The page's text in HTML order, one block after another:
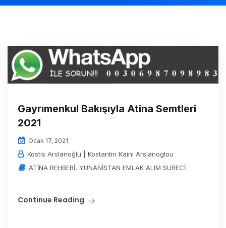
Gayrımenkul Bakışıyla Atina Semtleri
2021
Ocak 17, 2021
Kostis Arslanoğlu | Kostantin Kaini Arslanoglou
ATİNA REHBERİ, YUNANİSTAN EMLAK ALIM SURECİ
Continue Reading